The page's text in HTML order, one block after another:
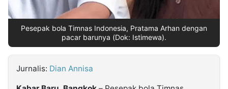
Pesepak bola Timnas Indonesia, Pratama Arhan dengan
pacar barunya (Dok: Istimewa).
Jurnalis: Dian Annisa